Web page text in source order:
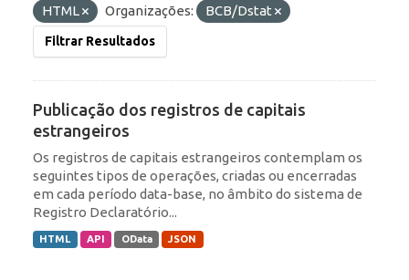
HTML
Organizações: BCB/Dstat
Filtrar Resultados
Publicação dos registros de capitais
estrangeiros
Os registros de capitais estrangeiros contemplam os
seguintes tipos de operações, criadas ou encerradas
em cada período data-base, no âmbito do sistema de
Registro Declaratório...
HTML API OData JSON